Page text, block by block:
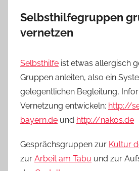
Selbsthilfegruppen
vernetzen
Selbsthilfe ist etwas allergisch
Gruppen anleiten, also ein
gelegentlichen Begleitung,
Vernetzung entwickeln: http://
bayern.de und http://nakos.de
Gesprächsgruppen zur Kultur
zur Arbeit am Tabu und zur